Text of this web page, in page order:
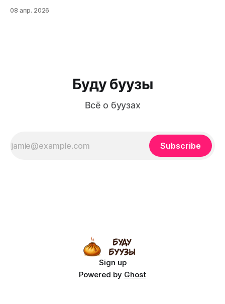
Буузы (или позы, как их ошибочно называют) — это не
08 апр. 2026
Буду буузы
Всё о буузах
Subscribe
Sign up
Powered by Ghost